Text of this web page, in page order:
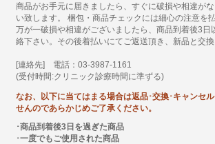
商品がお手元に届きましたら、すぐに破損や相違が
い致します。 梱包・商品チェックには細心の注意を
万が一破損や相違がございましたら、商品到着後3日
絡下さい。その後着払いにてご返送頂き、新品と交換
[連絡先] 電話：03-3987-1161
(受付時間:クリニック診療時間に準ずる)
なお、以下に当てはまる場合は返品･交換･キャンセ
せんのであらかじめご了承ください。
･商品到着後3日を過ぎた商品
･一度でもご使用された商品